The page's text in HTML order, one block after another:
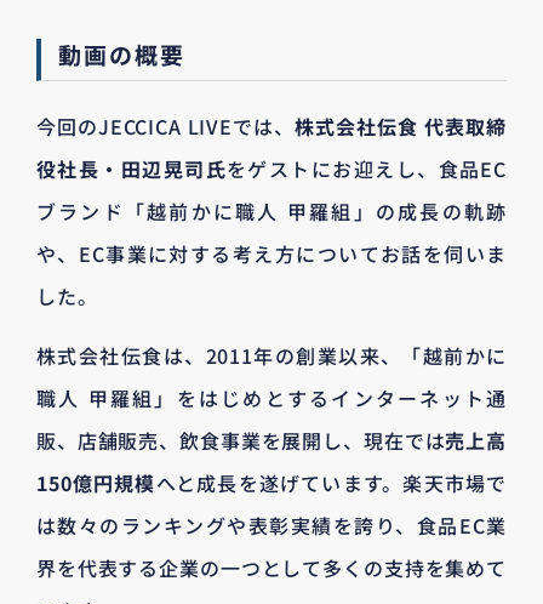
動画の概要
今回のJECCICA LIVEでは、株式会社伝食 代表取締
役社長・田辺晃司氏をゲストにお迎えし、食品EC
ブランド「越前かに職人 甲羅組」の成長の軌跡
や、EC事業に対する考え方についてお話を伺いま
した。
株式会社伝食は、2011年の創業以来、「越前かに
職人 甲羅組」をはじめとするインターネット通
販、店舗販売、飲食事業を展開し、現在では売上高
150億円規模へと成長を遂げています。楽天市場で
は数々のランキングや表彰実績を誇り、食品EC業
界を代表する企業の一つとして多くの支持を集めて